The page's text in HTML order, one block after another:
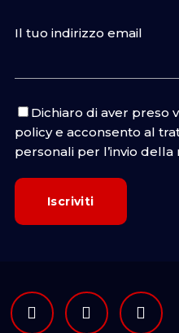
Il tuo indirizzo email
Dichiaro di aver preso
policye acconsento al
personali per l’invio